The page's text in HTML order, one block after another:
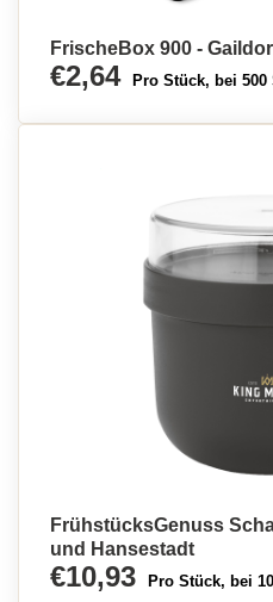
FrischeBox 900 -
€2,64 Pro Stück, bei 500
FrühstücksGenuss
und Hansestadt
€10,93 Pro Stück, bei